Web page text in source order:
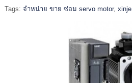
Tags: จำหน่าย ขาย ซ่อม servo motor, xinje